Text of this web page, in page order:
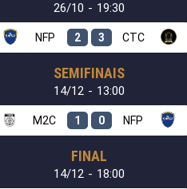
26/10 - 19:30
NFP 2 3 CTC
SEMIFINAIS
14/12 - 13:00
M2C 1 0 NFP
FINAL
14/12 - 18:00